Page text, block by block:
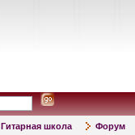
Гитарная школа Форум